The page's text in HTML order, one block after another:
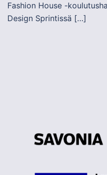
Fashion House -
Design Sprintissä […]